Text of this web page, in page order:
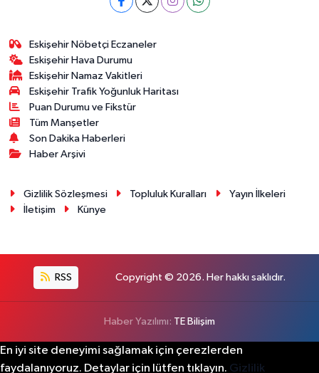
Eskişehir Nöbetçi Eczaneler
Eskişehir Hava Durumu
Eskişehir Namaz Vakitleri
Eskişehir Trafik Yoğunluk Haritası
Puan Durumu ve Fikstür
Tüm Manşetler
Son Dakika Haberleri
Haber Arşivi
Gizlilik Sözleşmesi Topluluk Kuralları
Yayın İlkeleri
İletişim
Künye
RSS Copyright © 2026. Her hakkı saklıdır.
Haber Yazılımı: TE Bilişim
En iyi site deneyimi sağlamak için çerezlerden
faydalanıyoruz. Detaylar için lütfen tıklayın. Gizlilik